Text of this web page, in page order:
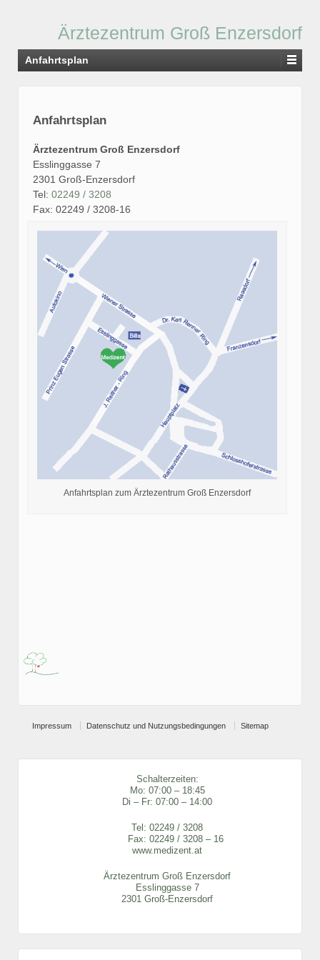
Ärztezentrum Groß Enzersdorf
Anfahrtsplan
Anfahrtsplan
Ärztezentrum Groß Enzersdorf
Esslinggasse 7
2301 Groß-Enzersdorf
Tel: 02249 / 3208
Fax: 02249 / 3208-16
Anfahrtsplan zum Ärztezentrum Groß Enzersdorf
Impressum Datenschutz und Nutzungsbedingungen Sitemap
Schalterzeiten:
Mo: 07:00 – 18:45
Di – Fr: 07:00 – 14:00
Tel: 02249 / 3208
Fax: 02249 / 3208 – 16
www.medizent.at
Ärztezentrum Groß Enzersdorf
Esslinggasse 7
2301 Groß-Enzersdorf